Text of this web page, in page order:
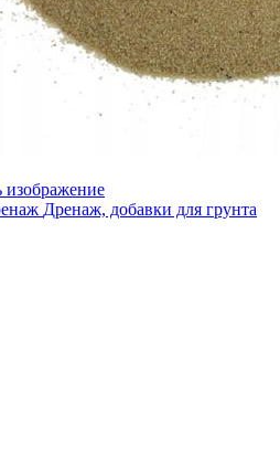
Дренаж, добавки для грунта